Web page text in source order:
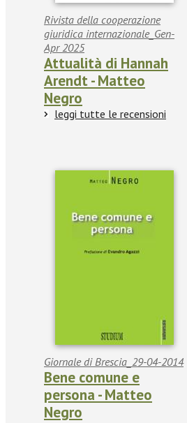
Rivista della cooperazione
giuridica internazionale_Gen-
Apr 2025
Attualità di Hannah
Arendt - Matteo
Negro
leggi tutte le recensioni
Giornale di Brescia_29-04-2014
Bene comune e
persona - Matteo
Negro